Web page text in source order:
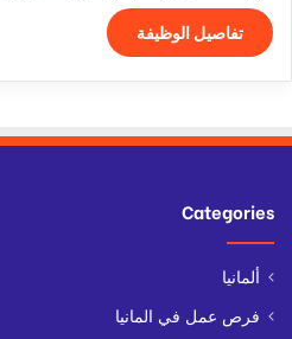
تفاصيل الوظيفة
Categories
ألمانيا
فرص عمل في المانيا